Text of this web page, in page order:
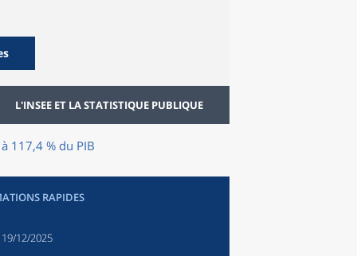
L'INSEE ET LA STATISTIQUE PUBLIQUE
117,4 % du PIB
RAPIDES
19/12/2025